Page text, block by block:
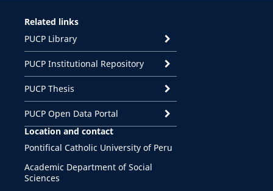
Related links
PUCP Library
PUCP Institutional Repository
PUCP Thesis
PUCP Open Data Portal
Location and contact
Pontifical Catholic University of Peru
Academic Department of Social
Sciences